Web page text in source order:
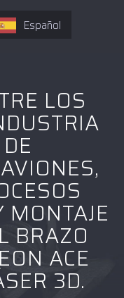
LOS
MONTAJE
BRAZO
ACE
3D.
Español